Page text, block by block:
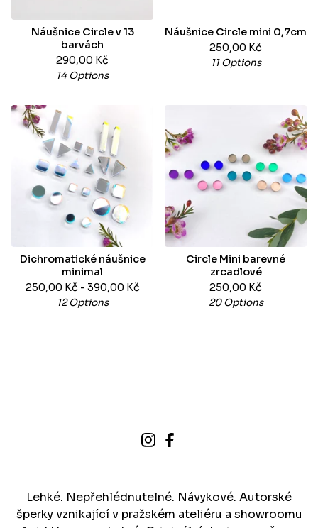
Náušnice Circle v 13
barvách
290,00 Kč
14 Options
Náušnice Circle mini 0,7cm
250,00 Kč
11 Options
Dichromatické náušnice
minimal
250,00 Kč - 390,00 Kč
12 Options
Circle Mini barevné
zrcadlové
250,00 Kč
20 Options
Lehké. Nepřehlédnutelné. Návykové. Autorské
šperky vznikající v pražském ateliéru a showroomu